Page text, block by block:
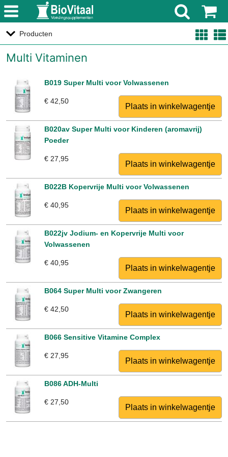
Producten
Multi Vitaminen
B019 Super Multi voor Volwassenen
€ 42,50
B020av Super Multi voor Kinderen (aromavrij)
Poeder
€ 27,95
B022B Kopervrije Multi voor Volwassenen
€ 40,95
B022jv Jodium- en Kopervrije Multi voor
Volwassenen
€ 40,95
B064 Super Multi voor Zwangeren
€ 42,50
B066 Sensitive Vitamine Complex
€ 27,95
B086 ADH-Multi
€ 27,50